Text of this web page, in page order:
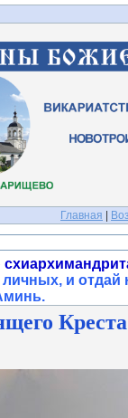
Главная
и
.
Креста